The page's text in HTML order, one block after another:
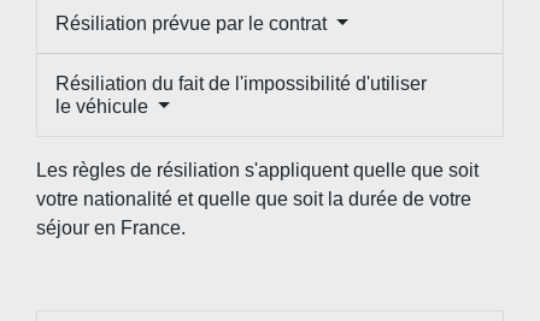
Résiliation prévue par le contrat
Résiliation du fait de l'impossibilité d'utiliser
le véhicule
Les règles de résiliation s'appliquent quelle que soit
votre nationalité et quelle que soit la durée de votre
séjour en France.